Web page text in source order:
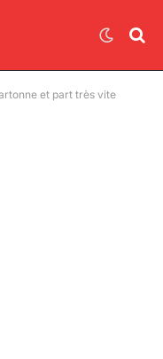
et part très vite